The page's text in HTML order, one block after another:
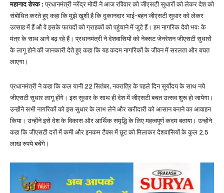
महानाद डेस्क :प्रधानमंत्री नरेंद्र मोदी ने आज रविवार को जीएसटी सुधारों को लेकर देश को
संबोधित करते हुए कहा कि मुझे खुशी है कि दुकानदार भाई-बहन जीएसटी सुधार को लेकर
उत्साह में हैं औ वे इसके फायदों को ग्राहकों को पहुंचाने में जुटे हैं। हम नागरिक देवो भवः के
मंत्र के साथ आगे बढ़ रहे हैं। प्रधानमंत्री ने देशवासियों को नेक्सट जेनरेशन जीएसटी सुधारों
के लागू होने की जानकारी देते हुए कहा कि यह कदम नागरिकों के जीवन में सरलता और बचत
लाएगा।
प्रधानमंत्री ने कहा कि कल यानी 22 सितंबर, नवरात्रि के पहले दिन सूर्याेदय के साथ नये
जीएसटी सुधार लागू होंगे। इस सुधार के साथ ही देश में जीएसटी बचत उत्सव शुरू हो जायेगा।
उन्होंने सभी नागरिकों को इस सुधार के लाभ लेने और खरीदारी को आसान बनाने का आवाहन
किया। उन्होंने इसे देश के विकास और आर्थिक समृद्धि के लिए महत्वपूर्ण कदम बताया। उन्होंने
कहा कि जीएसटी दरों में कमी और इनकम टैक्स में छूट को मिलाकर देशवासियों के कुल 2.5
लाख रुपये बचेंगे।